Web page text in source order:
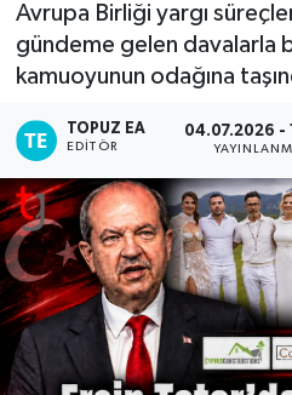
Avrupa Birliği yargı
gündeme gelen davalarla
kamuoyunun odağına
TOPUZ EA
EDITÖR
04.07.2026 -
TÜRKİYE